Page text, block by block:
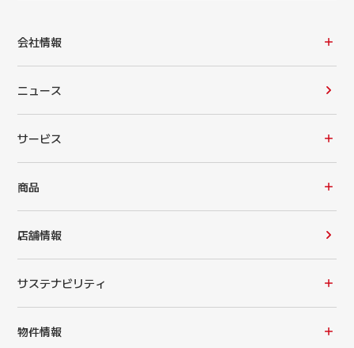
会社情報
ニュース
サービス
商品
店舗情報
サステナビリティ
物件情報